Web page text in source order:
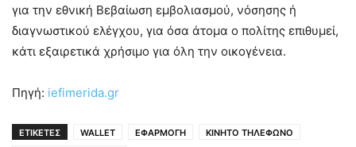
για την εθνική Βεβαίωση εμβολιασμού, νόσησης ή
διαγνωστικού ελέγχου, για όσα άτομα ο πολίτης επιθυμεί,
κάτι εξαιρετικά χρήσιμο για όλη την οικογένεια.
Πηγή: iefimerida.gr
ΕΤΙΚΕΤΕΣ WALLET ΕΦΑΡΜΟΓΗ
ΚΙΝΗΤΟ ΤΗΛΕΦΩΝΟ